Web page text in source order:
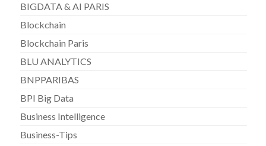
BIGDATA & AI PARIS
Blockchain
Blockchain Paris
BLU ANALYTICS
BNPPARIBAS
BPI Big Data
Business Intelligence
Business-Tips